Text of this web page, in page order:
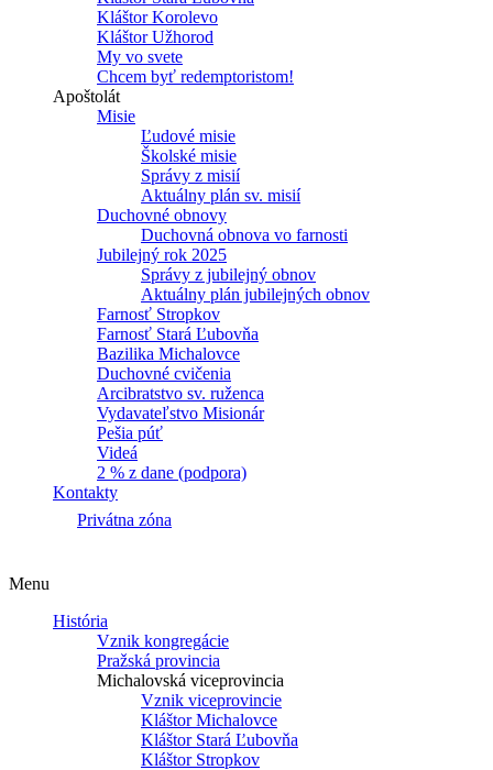
Kláštor Korolevo
Kláštor Užhorod
My vo svete
Chcem byť redemptoristom!
Apoštolát
Misie
Ľudové misie
Školské misie
Správy z misií
Aktuálny plán sv. misií
Duchovné obnovy
Duchovná obnova vo farnosti
Jubilejný rok 2025
Správy z jubilejný obnov
Aktuálny plán jubilejných obnov
Farnosť Stropkov
Farnosť Stará Ľubovňa
Bazilika Michalovce
Duchovné cvičenia
Arcibratstvo sv. ruženca
Vydavateľstvo Misionár
Pešia púť
Videá
2 % z dane (podpora)
Kontakty
Privátna zóna
Menu
História
Vznik kongregácie
Pražská provincia
Michalovská viceprovincia
Vznik viceprovincie
Kláštor Michalovce
Kláštor Stará Ľubovňa
Kláštor Stropkov